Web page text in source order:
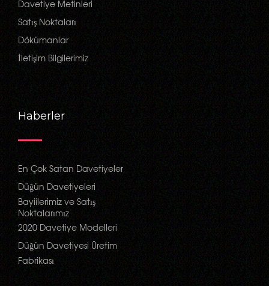
Davetiye Metinleri
Satış Noktaları
Dökümanlar
İletişim Bilgilerimiz
Haberler
En Çok Satan Davetiyeler
Düğün Davetiyeleri
Bayiilerimiz ve Satış
Noktalarımız
2020 Davetiye Modelleri
Düğün Davetiyesi Üretim
Fabrikası